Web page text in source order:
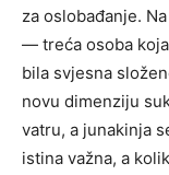
za oslobađanje.
— treća osoba
bila svjesna
novu dimenziju
vatru, a junakinja
istina važna, a